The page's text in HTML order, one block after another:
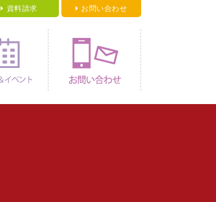
資料請求 お問い合わせ
ニュース＆イベント お問い合わせ